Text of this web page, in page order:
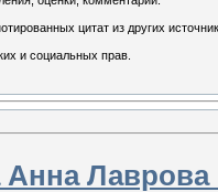
цитат из других
и социальных прав.
Лаврова